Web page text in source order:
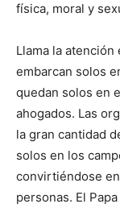
física, moral y
Llama la
embarcan solos
quedan solos en
ahogados. Las
la gran cantidad
solos en los
convirtiéndose
personas. El